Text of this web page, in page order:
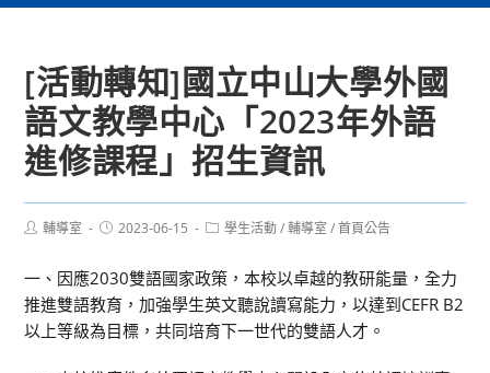
[活動轉知]國立中山大學外國
語文教學中心「2023年外語
進修課程」招生資訊
Post輔導室
Post2023-06-15
Post學生活動 / 輔導室 / 首頁公告
一、因應2030雙語國家政策，本校以卓越的教研能量，全力
推進雙語教育，加強學生英文聽說讀寫能力，以達到CEFR B2
以上等級為目標，共同培育下一世代的雙語人才。